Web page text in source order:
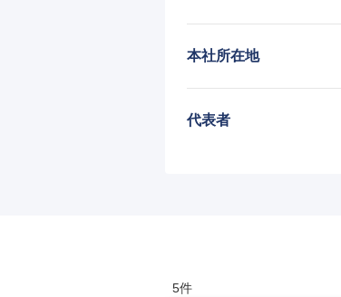
本社所在地
代表者
5件